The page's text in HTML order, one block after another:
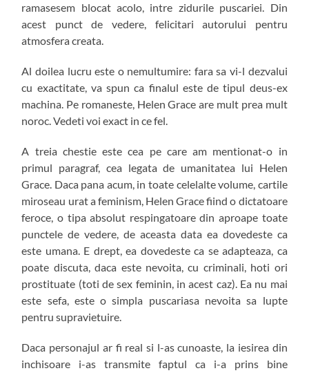
ramasesem blocat acolo, intre zidurile puscariei. Din
acest punct de vedere, felicitari autorului pentru
atmosfera creata.
Al doilea lucru este o nemultumire: fara sa vi-l dezvalui
cu exactitate, va spun ca finalul este de tipul deus-ex
machina. Pe romaneste, Helen Grace are mult prea mult
noroc. Vedeti voi exact in ce fel.
A treia chestie este cea pe care am mentionat-o in
primul paragraf, cea legata de umanitatea lui Helen
Grace. Daca pana acum, in toate celelalte volume, cartile
miroseau urat a feminism, Helen Grace fiind o dictatoare
feroce, o tipa absolut respingatoare din aproape toate
punctele de vedere, de aceasta data ea dovedeste ca
este umana. E drept, ea dovedeste ca se adapteaza, ca
poate discuta, daca este nevoita, cu criminali, hoti ori
prostituate (toti de sex feminin, in acest caz). Ea nu mai
este sefa, este o simpla puscariasa nevoita sa lupte
pentru supravietuire.
Daca personajul ar fi real si l-as cunoaste, la iesirea din
inchisoare i-as transmite faptul ca i-a prins bine